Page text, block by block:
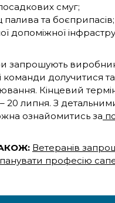
смуг;
та боєприпасів;
допоміжної
запрошують
команди долучитися
Кінцевий
20 липня. З
ознайомитись за
Ветеранів
професію